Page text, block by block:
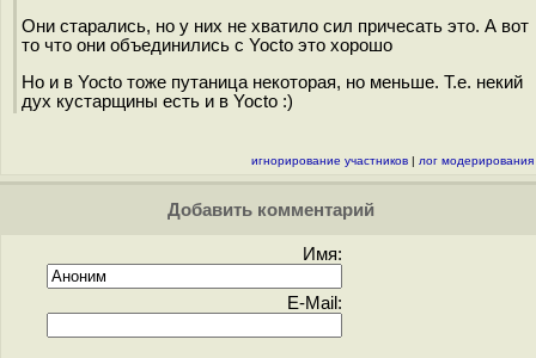
Они старались, но у них не хватило сил причесать это. А вот
то что они объединились с Yocto это хорошо
Но и в Yocto тоже путаница некоторая, но меньше. Т.е. некий
дух кустарщины есть и в Yocto :)
игнорирование участников | лог модерирования
Добавить комментарий
Имя:
E-Mail: